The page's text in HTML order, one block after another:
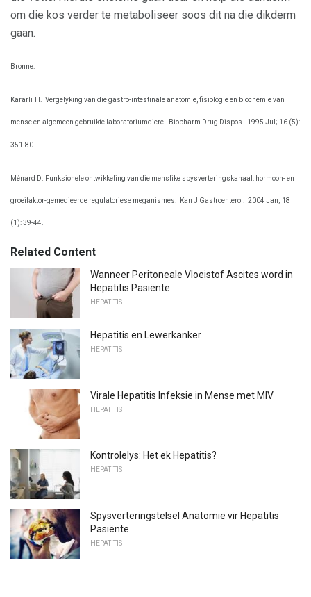
om die kos verder te metaboliseer soos dit na die dikderm
gaan.
Bronne:
Kararli TT. Vergelyking van die gastro-intestinale anatomie, fisiologie en biochemie van
mense en algemeen gebruikte laboratoriumdiere. Biopharm Drug Dispos. 1995 Jul; 16 (5):
351-80.
Ménard D. Funksionele ontwikkeling van die menslike spysverteringskanaal: hormoon- en
groeifaktor-gemedieerde regulatoriese meganismes. Kan J Gastroenterol. 2004 Jan; 18
(1): 39-44.
Related Content
Wanneer Peritoneale Vloeistof Ascites word in
Hepatitis Pasiënte
HEPATITIS
Hepatitis en Lewerkanker
HEPATITIS
Virale Hepatitis Infeksie in Mense met MIV
HEPATITIS
Kontrolelys: Het ek Hepatitis?
HEPATITIS
Spysverteringstelsel Anatomie vir Hepatitis
Pasiënte
HEPATITIS